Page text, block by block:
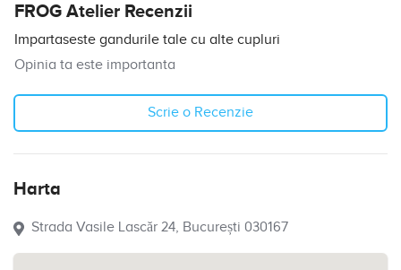
FROG Atelier Recenzii
Impartaseste gandurile tale cu alte cupluri
Opinia ta este importanta
Scrie o Recenzie
Harta
Strada Vasile Lascăr 24, București 030167